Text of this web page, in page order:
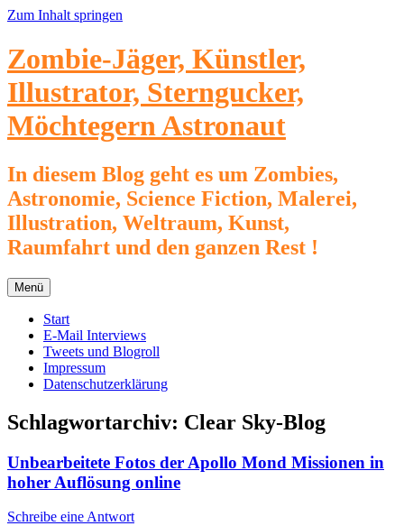
Zum Inhalt springen
Zombie-Jäger, Künstler,
Illustrator, Sterngucker,
Möchtegern Astronaut
In diesem Blog geht es um Zombies,
Astronomie, Science Fiction, Malerei,
Illustration, Weltraum, Kunst,
Raumfahrt und den ganzen Rest !
Menü
Start
E-Mail Interviews
Tweets und Blogroll
Impressum
Datenschutzerklärung
Schlagwortarchiv: Clear Sky-Blog
Unbearbeitete Fotos der Apollo Mond Missionen in
hoher Auflösung online
Schreibe eine Antwort